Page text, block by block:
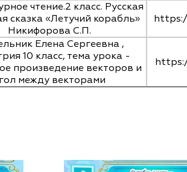
чтение.2 класс. Русская
сказка «Летучий корабль»
Никифорова С.П.
Елена Сергеевна ,
10 класс, тема урока -
произведение векторов и
между векторами